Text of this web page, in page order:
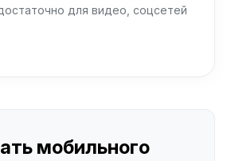
для видео, соцсетей
мобильного